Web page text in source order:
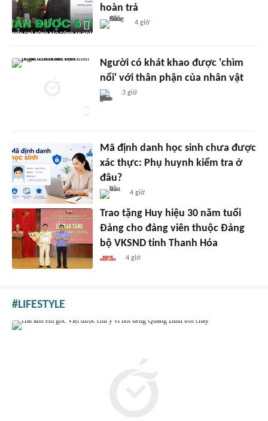
hoàn trả
4 giờ
Người có khát khao được 'chìm
nổi' với thân phận của nhân vật
3 giờ
Mã định danh học sinh chưa được
xác thực: Phụ huynh kiểm tra ở
đâu?
4 giờ
Trao tặng Huy hiệu 30 năm tuổi
Đảng cho đảng viên thuộc Đảng
bộ VKSND tỉnh Thanh Hóa
4 giờ
LIFESTYLE